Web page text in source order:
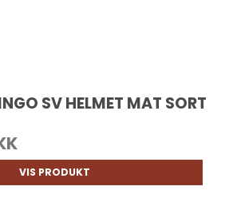
SV HELMET MAT SORT
VIS PRODUKT